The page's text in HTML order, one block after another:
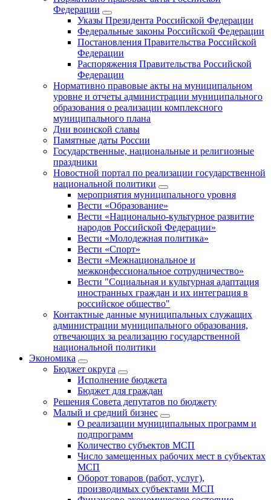
Федерации
Указы Президента Российской Федерации
Федеральные законы Российской Федерации
Постановления Правительства Российской
Федерации
Распоряжения Правительства Российской
Федерации
Нормативно правовые акты на муниципальном
уровне и отчеты администрации муниципального
образования о реализации комплексного
муниципального плана
Дни воинской славы
Памятные даты России
Государственные, национальные и религиозные
праздники
Новостной портал по реализации государственной
национальной политики
мероприятия муниципального уровня
Вести «Образование»
Вести «Национально-культурное развитие
народов Российской Федерации»
Вести «Молодежная политика»
Вести «Спорт»
Вести «Межнациональное и
межконфессиональное сотрудничество»
Вести "Социальная и культурная адаптация
иностранных граждан и их интеграция в
российское общество"
Контактные данные муниципальных служащих
администрации муниципального образования,
отвечающих за реализацию государственной
национальной политики
Экономика
Бюджет округa
Исполнение бюджета
Бюджет для граждан
Решения Совета депутатов по бюджету
Малый и средний бизнес
О реализации муниципальных программ и
подпрограмм
Количество субъектов МСП
Число замещенных рабочих мест в субъектах
МСП
Оборот товаров (работ, услуг),
производимых субъектами МСП